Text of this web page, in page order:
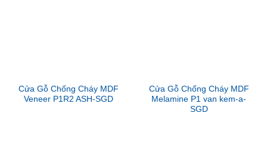
Cửa Gỗ Chống Cháy MDF
Veneer P1R2 ASH-SGD
Cửa Gỗ Chống Cháy MDF
Melamine P1 van kem-a-
SGD